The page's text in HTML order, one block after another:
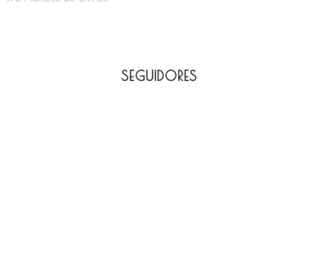
SEGUIDORES